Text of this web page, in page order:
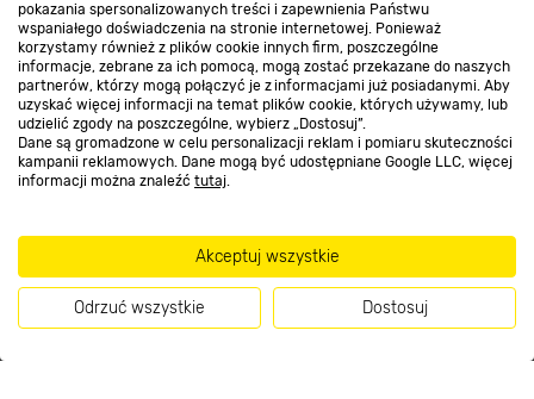
pokazania spersonalizowanych treści i zapewnienia Państwu
wspaniałego doświadczenia na stronie internetowej. Ponieważ
korzystamy również z plików cookie innych firm, poszczególne
informacje, zebrane za ich pomocą, mogą zostać przekazane do naszych
partnerów, którzy mogą połączyć je z informacjami już posiadanymi. Aby
uzyskać więcej informacji na temat plików cookie, których używamy, lub
udzielić zgody na poszczególne, wybierz „Dostosuj”.
Dane są gromadzone w celu personalizacji reklam i pomiaru skuteczności
kampanii reklamowych. Dane mogą być udostępniane Google LLC, więcej
informacji można znaleźć tutaj.
Akceptuj wszystkie
Odrzuć wszystkie Dostosuj
Strefa biznesu
Dołącz do nas
Metody płatności